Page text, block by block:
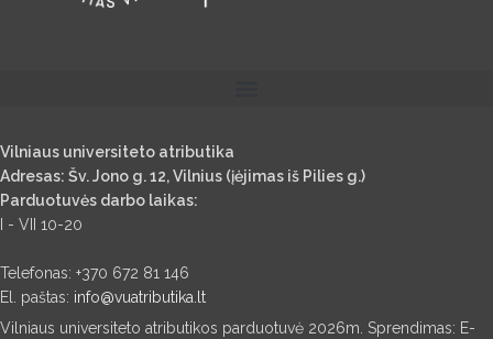
Vilniaus universiteto atributika
Adresas: Šv. Jono g. 12, Vilnius (įėjimas iš Pilies g.)
Parduotuvės darbo laikas:
I - VII 10-20
Telefonas: +370 672 81 146
El. paštas: info@vuatributika.lt
Vilniaus universiteto atributikos parduotuvė 2026m. Sprendimas: E-